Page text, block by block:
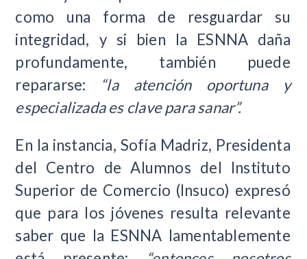
como una forma de resguardar su
integridad, y si bien la ESNNA daña
profundamente, también puede
repararse:
“la atención oportuna y
especializada es clave para sanar”.
En la instancia, Sofía Madriz, Presidenta
del Centro de Alumnos del Instituto
Superior de Comercio (Insuco) expresó
que para los jóvenes resulta relevante
saber que la ESNNA lamentablemente